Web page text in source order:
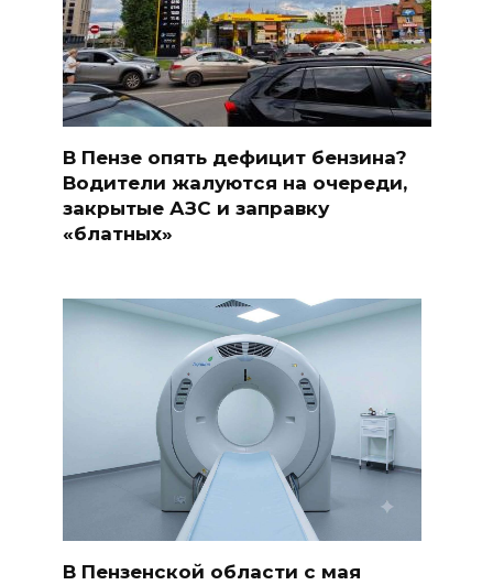
В Пензе опять дефицит бензина?
Водители жалуются на очереди,
закрытые АЗС и заправку
«блатных»
В Пензенской области с мая